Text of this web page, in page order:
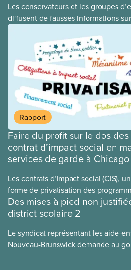
​Les conservateurs et les groupes
diffusent de fausses informations
2ELGBTQI+ dans l’espoir de semer
nos rangs. En ciblant les jeunes
à détourner l’attention de leurs
antiouvrières et alimentent la haine
personnes vulnérables à des fins
gouvernements de droite sont
division règne, lorsque les
travailleurs n’unissent pas leurs
coupes dans les services publics, la
de la vie ou tout autre problème.
Rapport
Faire du profit sur le dos
contrat d’impact social en
services de garde à Chicago
Les contrats d’impact social (CIS),
forme de privatisation des
sont mis de l’avant dans de
Canada. Cette étude de cas examine
des centres parents-enfants de
imposant contrat d’impact social
Des mises à pied non
district scolaire 2
Le syndicat représentant les aide-
Nouveau-Brunswick demande au